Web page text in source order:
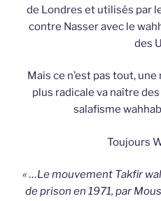
de Londres et utilisés par
contre Nasser avec le
des
Mais ce n’est pas tout,
plus radicale va naître
salafisme
Toujours
« …Le mouvement Takfir
de prison en 1971, par